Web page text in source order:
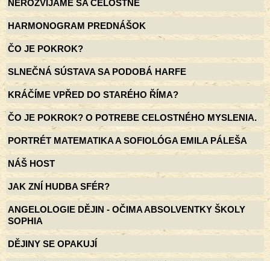
NEROZVÍJAME SA CELOSTNE
HARMONOGRAM PREDNÁŠOK
ČO JE POKROK?
SLNEČNÁ SÚSTAVA SA PODOBÁ HARFE
KRÁČÍME VPŘED DO STARÉHO ŘÍMA?
ČO JE POKROK? O POTREBE CELOSTNÉHO MYSLENIA.
PORTRÉT MATEMATIKA A SOFIOLÓGA EMILA PÁLEŠA
NÁŠ HOST
JAK ZNÍ HUDBA SFÉR?
ANGELOLOGIE DĚJIN - OČIMA ABSOLVENTKY ŠKOLY
SOPHIA
DĚJINY SE OPAKUJÍ